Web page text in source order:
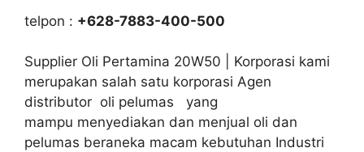
telpon : +628-7883-400-500
Supplier Oli Pertamina 20W50 | Korporasi kami
merupakan salah satu korporasi Agen
distributor oli pelumas yang
mampu menyediakan dan menjual oli dan
pelumas beraneka macam kebutuhan Industri